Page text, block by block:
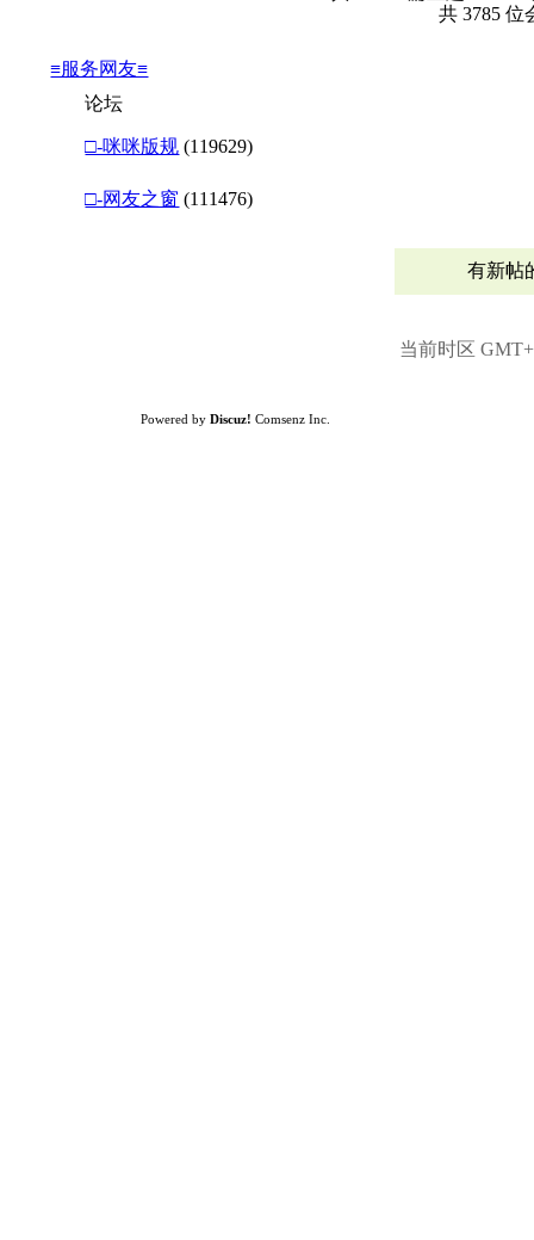
共3785 位
≡服务网友≡
论坛
□-咪咪版规 (119629)
□-网友之窗 (111476)
有新帖
当前时区
Powered by Discuz! Comsenz Inc.